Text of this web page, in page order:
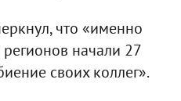
что «именно
начали 27
своих коллег».